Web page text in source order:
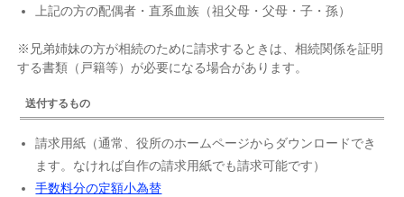
上記の方の配偶者・直系血族（祖父母・父母・子・孫）
※兄弟姉妹の方が相続のために請求するときは、相続関係を証明
する書類（戸籍等）が必要になる場合があります。
送付するもの
請求用紙（通常、役所のホームページからダウンロードでき
ます。なければ自作の請求用紙でも請求可能です）
手数料分の定額小為替